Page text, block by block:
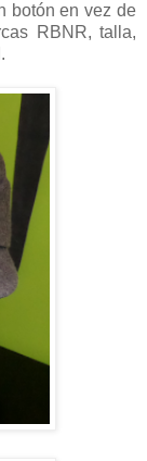
botón en vez de
RBNR, talla,